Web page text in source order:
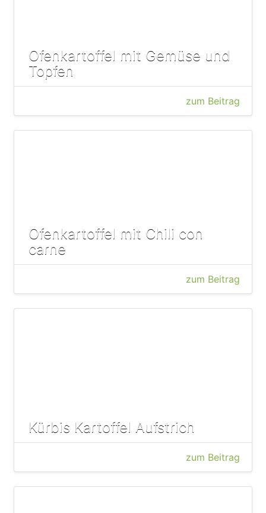
Ofenkartoffel mit Gemüse und
Topfen
zum Beitrag
Ofenkartoffel mit Chili con
carne
zum Beitrag
Kürbis Kartoffel Aufstrich
zum Beitrag